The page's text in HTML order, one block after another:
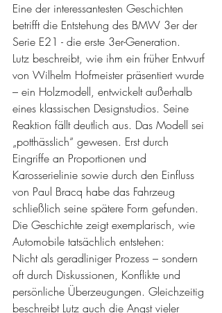
Eine der interessantesten Geschichten
betrifft die Entstehung des BMW 3er der
Serie E21 - die erste 3er-Generation.
Lutz beschreibt, wie ihm ein früher Entwurf
von Wilhelm Hofmeister präsentiert wurde
– ein Holzmodell, entwickelt außerhalb
eines klassischen Designstudios. Seine
Reaktion fällt deutlich aus. Das Modell sei
„potthässlich“ gewesen. Erst durch
Eingriffe an Proportionen und
Karosserielinie sowie durch den Einfluss
von Paul Bracq habe das Fahrzeug
schließlich seine spätere Form gefunden.
Die Geschichte zeigt exemplarisch, wie
Automobile tatsächlich entstehen:
Nicht als geradliniger Prozess – sondern
oft durch Diskussionen, Konflikte und
persönliche Überzeugungen. Gleichzeitig
beschreibt Lutz auch die Angst vieler